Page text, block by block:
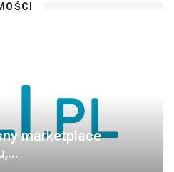
marketplace